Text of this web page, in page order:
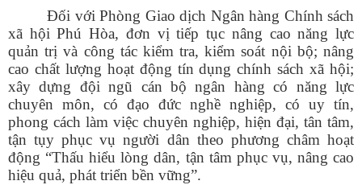
Đối với Phòng Giao dịch Ngân hàng Chính sách
xã hội Phú Hòa, đơn vị tiếp tục nâng cao năng lực
quản trị và công tác kiểm tra, kiểm soát nội bộ; nâng
cao chất lượng hoạt động tín dụng chính sách xã hội;
xây dựng đội ngũ cán bộ ngân hàng có năng lực
chuyên môn, có đạo đức nghề nghiệp, có uy tín,
phong cách làm việc chuyên nghiệp, hiện đại, tân tâm,
tận tụy phục vụ người dân theo phương châm hoạt
động “Thấu hiểu lòng dân, tận tâm phục vụ, nâng cao
hiệu quả, phát triển bền vững”.